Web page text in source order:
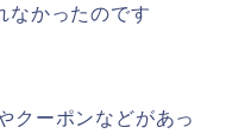
なかったのです
クーポンなどがあっ